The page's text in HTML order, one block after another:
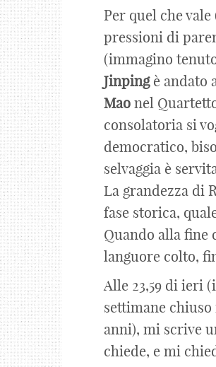
Per quel che
pressioni di
(immagino
Jinpingè andato
Mao nel
consolatoria si
democratico,
selvaggia è
La grandezza di
fase storica,
Quando alla fine
languore colto,
Alle 23,59 di ieri
settimane chiuso
anni), mi scrive
chiede, e mi